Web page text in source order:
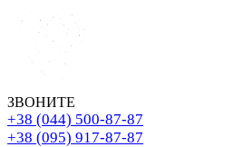
ЗВОНИТЕ
+38 (044) 500-87-87
+38 (095) 917-87-87